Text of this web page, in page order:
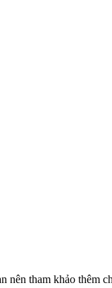
nên tham khảo thêm